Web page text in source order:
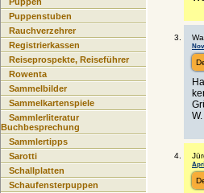
Puppenstuben
Rauchverzehrer
Registrierkassen
Reiseprospekte, Reiseführer
Rowenta
Sammelbilder
Sammelkartenspiele
Sammlerliteratur
Buchbesprechung
Sammlertipps
Sarotti
Schallplatten
Schaufensterpuppen